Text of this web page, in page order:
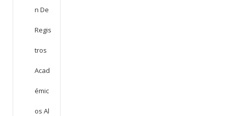
N De
Regis
Tros
Acad
Émic
Os Al